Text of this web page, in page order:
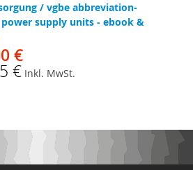
/ vgbe abbreviation-
supply units - ebook &
€
€ Inkl. MwSt.